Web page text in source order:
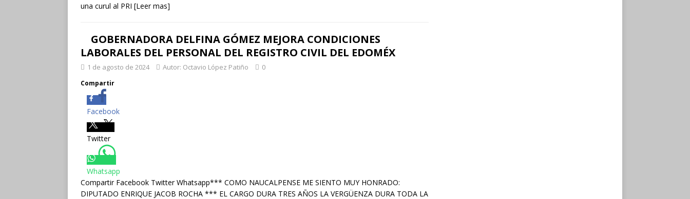
una curul al PRI [Leer mas]
GOBERNADORA DELFINA GÓMEZ MEJORA CONDICIONES
LABORALES DEL PERSONAL DEL REGISTRO CIVIL DEL EDOMÉX
1 de agosto de 2024 Autor: Octavio López Patiño 0
Compartir
Facebook
Twitter
Whatsapp
Compartir Facebook Twitter Whatsapp*** COMO NAUCALPENSE ME SIENTO MUY HONRADO:
DIPUTADO ENRIQUE JACOB ROCHA *** EL CARGO DURA TRES AÑOS LA VERGÜENZA DURA TODA LA